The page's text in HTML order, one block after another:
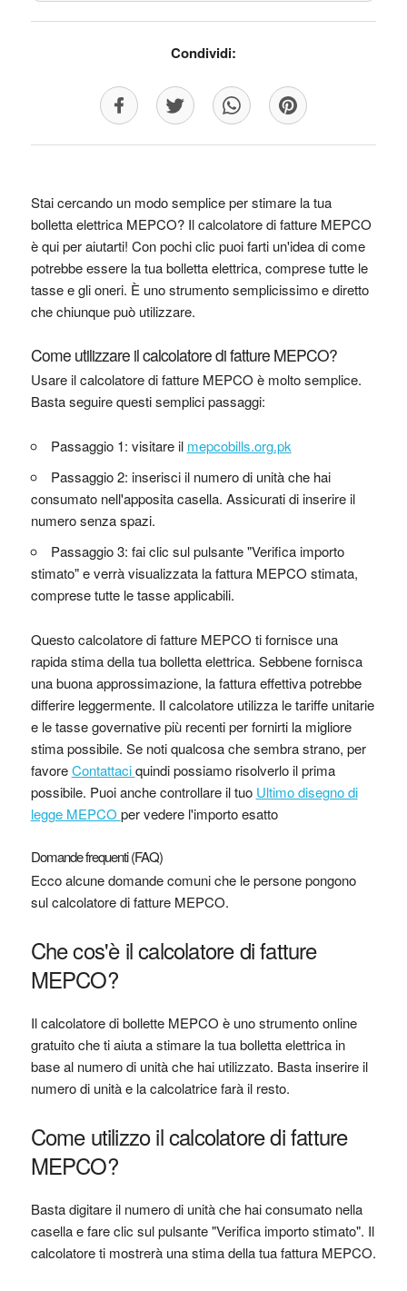
Condividi:
Stai cercando un modo semplice per stimare la tua
bolletta elettrica MEPCO? Il calcolatore di fatture MEPCO
è qui per aiutarti! Con pochi clic puoi farti un'idea di come
potrebbe essere la tua bolletta elettrica, comprese tutte le
tasse e gli oneri. È uno strumento semplicissimo e diretto
che chiunque può utilizzare.
Come utilizzare il calcolatore di fatture MEPCO?
Usare il calcolatore di fatture MEPCO è molto semplice.
Basta seguire questi semplici passaggi:
Passaggio 1: visitare il mepcobills.org.pk
Passaggio 2: inserisci il numero di unità che hai
consumato nell'apposita casella. Assicurati di inserire il
numero senza spazi.
Passaggio 3: fai clic sul pulsante "Verifica importo
stimato" e verrà visualizzata la fattura MEPCO stimata,
comprese tutte le tasse applicabili.
Questo calcolatore di fatture MEPCO ti fornisce una
rapida stima della tua bolletta elettrica. Sebbene fornisca
una buona approssimazione, la fattura effettiva potrebbe
differire leggermente. Il calcolatore utilizza le tariffe unitarie
e le tasse governative più recenti per fornirti la migliore
stima possibile. Se noti qualcosa che sembra strano, per
favoreContattaciquindi possiamo risolverlo il prima
possibile. Puoi anche controllare il tuo Ultimo disegno di
legge MEPCO per vedere l'importo esatto
Domande frequenti (FAQ)
Ecco alcune domande comuni che le persone pongono
sul calcolatore di fatture MEPCO.
Che cos'è il calcolatore di fatture
MEPCO?
Il calcolatore di bollette MEPCO è uno strumento online
gratuito che ti aiuta a stimare la tua bolletta elettrica in
base al numero di unità che hai utilizzato. Basta inserire il
numero di unità e la calcolatrice farà il resto.
Come utilizzo il calcolatore di fatture
MEPCO?
Basta digitare il numero di unità che hai consumato nella
casella e fare clic sul pulsante "Verifica importo stimato". Il
calcolatore ti mostrerà una stima della tua fattura MEPCO.